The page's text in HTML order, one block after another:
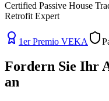
Certified Passive House
Retrofit Expert
1er Premio VEKA
Fordern Sie Ihr
an